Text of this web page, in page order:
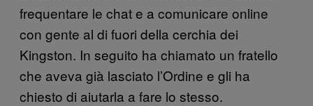
frequentare le chat e a comunicare online
con gente al di fuori della cerchia dei
Kingston. In seguito ha chiamato un fratello
che aveva già lasciato l’Ordine e gli ha
chiesto di aiutarla a fare lo stesso.